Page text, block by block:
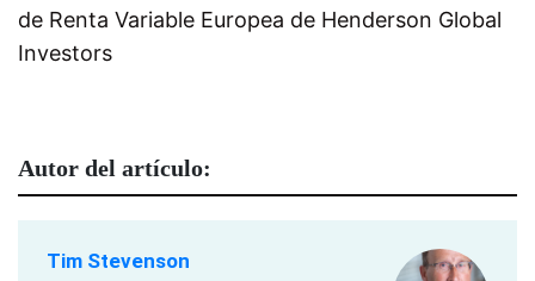
de Renta Variable Europea de Henderson Global
Investors
Autor del artículo:
Tim Stevenson